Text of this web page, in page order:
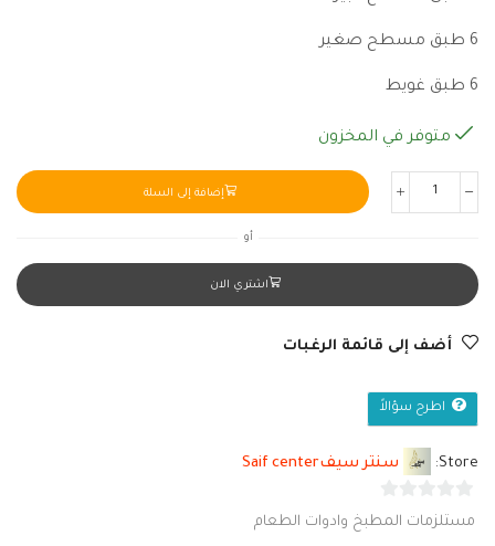
6 طبق مسطح صغير
6 طبق غويط
متوفر في المخزون
إضافة إلى السلة
أو
اشتري الان
أضف إلى قائمة الرغبات
اطرح سؤالاً
Store: سنتر سيفSaif center
0
مستلزمات المطبخ وادوات الطعام